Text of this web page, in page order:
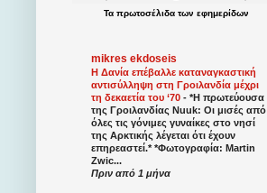
Τα πρωτοσέλιδατων εφημερίδων
mikres ekdoseis
Η Δανία επέβαλλε καταναγκαστική
αντισύλληψη στη Γροιλανδία μέχρι
τη δεκαετία του ‘70 - *Η πρωτεύουσα
της Γροιλανδίας Nuuk: Οι μισές από
όλες τις γόνιμες γυναίκες στο νησί
της Αρκτικής λέγεται ότι έχουν
επηρεαστεί.* *Φωτογραφία: Martin
Zwic...
Πριν από 1 μήνα